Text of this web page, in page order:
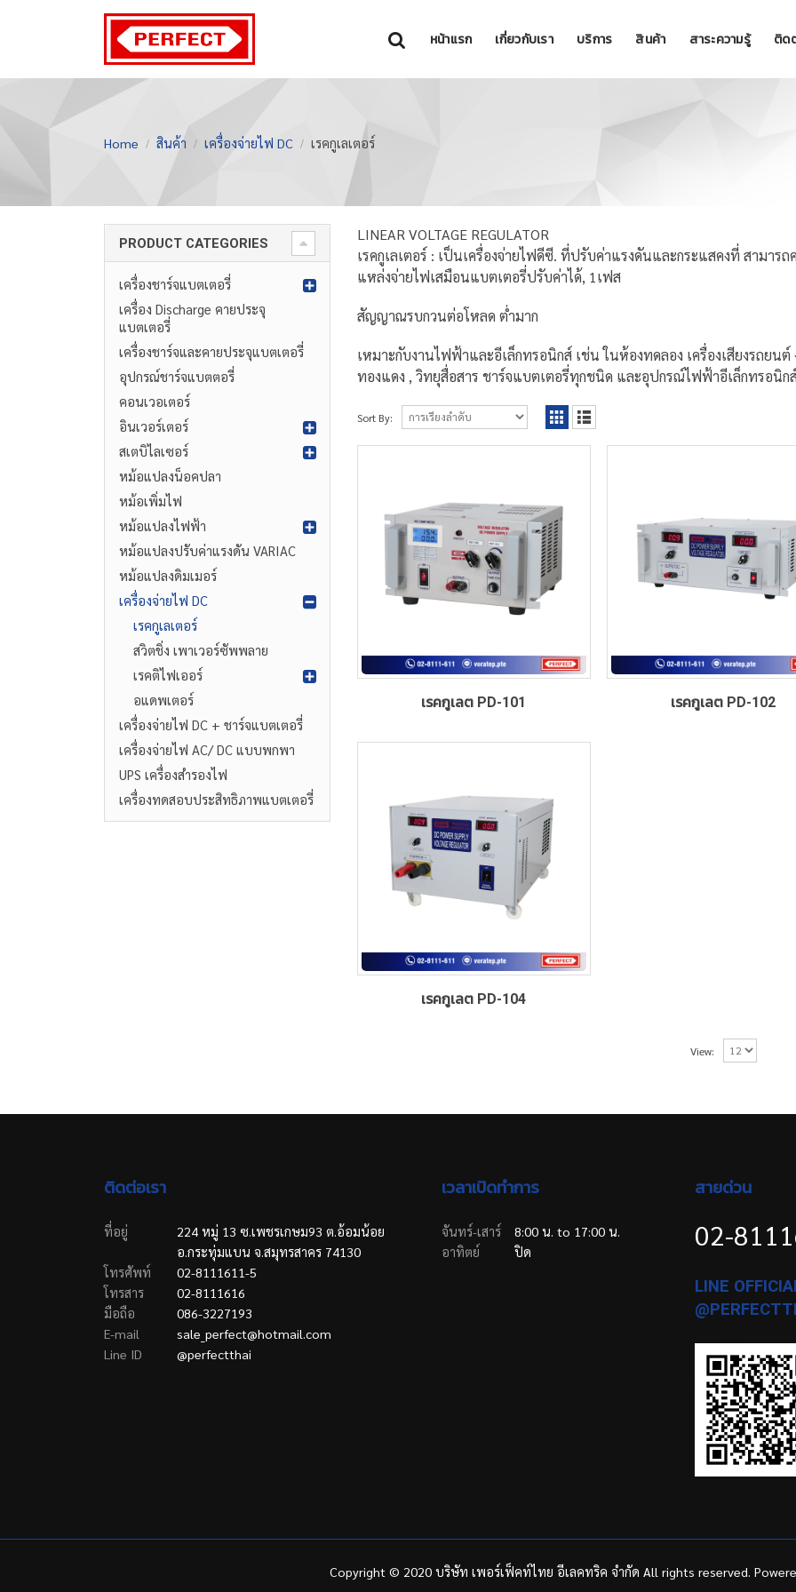
หน้าแรก เกี่ยวกับเรา บริการ สินค้า สาระความรู้ ติด
Home สินค้า เครื่องจ่ายไฟ DC เรคกูเลเตอร์
LINEAR VOLTAGE REGULATOR
เรคกูเลเตอร์ : เป็นเครื่องจ่ายไฟดีซี. ที่ปรับค่าแรงดันและกระแสคงที่ สามา
แหล่งจ่ายไฟเสมือนแบตเตอรี่ปรับค่าได้, 1เฟส
สัญญาณรบกวนต่อโหลด ต่ำมาก
เหมาะกับงานไฟฟ้าและอีเล็กทรอนิกส์ เช่น ในห้องทดลอง เครื่องเสียงรถยน
ทองแดง , วิทยุสื่อสาร ชาร์จแบตเตอรี่ทุกชนิด และอุปกรณ์ไฟฟ้าอีเล็กทรอนิก
Sort By:
เรคกูเลต PD-101 เรคกูเลต PD-102
เรคกูเลต PD-104
View:
PRODUCT CATEGORIES
เครื่องชาร์จแบตเตอรี่
เครื่อง Discharge คายประจุ
แบตเตอรี่
เครื่องชาร์จและคายประจุแบตเตอรี่
อุปกรณ์ชาร์จแบตตอรี่
คอนเวอเตอร์
อินเวอร์เตอร์
สเตบิไลเซอร์
หม้อแปลงน็อคปลา
หม้อเพิ่มไฟ
หม้อแปลงไฟฟ้า
หม้อแปลงปรับค่าแรงดัน VARIAC
หม้อแปลงดิมเมอร์
เครื่องจ่ายไฟ DC
เรคกูเลเตอร์
สวิตชิ่ง เพาเวอร์ซัพพลาย
เรคติไฟเออร์
อแดพเตอร์
เครื่องจ่ายไฟ DC + ชาร์จแบตเตอรี่
เครื่องจ่ายไฟ AC/ DC แบบพกพา
UPS เครื่องสำรองไฟ
เครื่องทดสอบประสิทธิภาพแบตเตอรี่
ติดต่อเรา
ที่อยู่
224 หมู่ 13 ซ.เพชรเกษม93 ต.อ้อมน้อย
อ.กระทุ่มแบน จ.สมุทรสาคร 74130
โทรศัพท์
02-8111611-5
โทรสาร
02-8111616
มือถือ
086-3227193
E-mail
sale_perfect@hotmail.com
Line ID
@perfectthai
เวลาเปิดทำการ
จันทร์-เสาร์
8:00 น. to 17:00 น.
อาทิตย์
ปิด
สายด่วน
02-
LINE
Copyright © 2020 บริษัท เพอร์เฟ็คท์ไทย อีเลคทริค จำกัด All rights reserved.